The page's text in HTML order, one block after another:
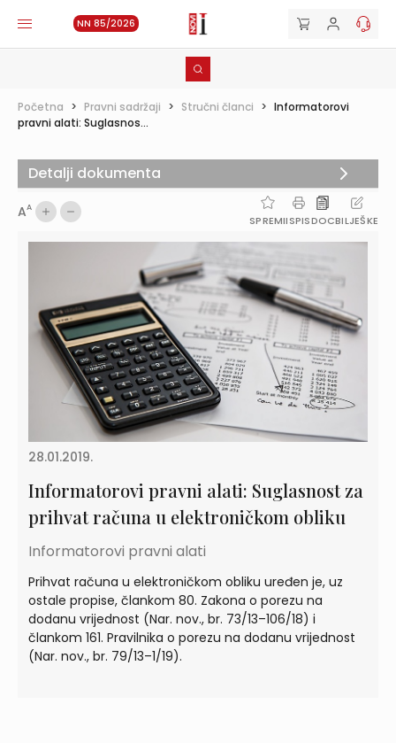
NN 85/2026
Početna > Pravni sadržaji > Stručni članci > Informatorovi
pravni alati: Suglasnos...
AA
SPREMIISPISDOCBILJEŠKE
28.01.2019.
Informatorovi pravni alati: Suglasnost za
prihvat računa u elektroničkom obliku
Informatorovi pravni alati
Prihvat računa u elektroničkom obliku uređen je, uz
ostale propise, člankom 80. Zakona o porezu na
dodanu vrijednost (Nar. nov., br. 73/13–106/18) i
člankom 161. Pravilnika o porezu na dodanu vrijednost
(Nar. nov., br. 79/13–1/19).
Detalji dokumenta